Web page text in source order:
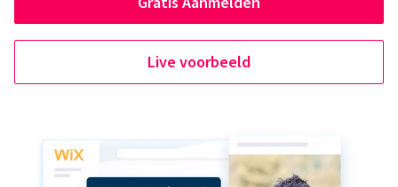
Live voorbeeld